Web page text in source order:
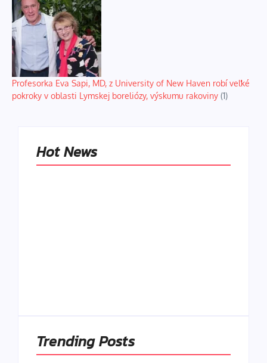
Profesorka Eva Sapi, MD, z University of New Haven robí veľké
pokroky v oblasti Lymskej boreliózy, výskumu rakoviny (1)
Hot News
Trending Posts